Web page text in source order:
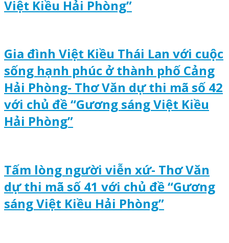
Việt Kiều Hải Phòng”
Gia đình Việt Kiều Thái Lan với cuộc
sống hạnh phúc ở thành phố Cảng
Hải Phòng- Thơ Văn dự thi mã số 42
với chủ đề “Gương sáng Việt Kiều
Hải Phòng”
Tấm lòng người viễn xứ- Thơ Văn
dự thi mã số 41 với chủ đề “Gương
sáng Việt Kiều Hải Phòng”